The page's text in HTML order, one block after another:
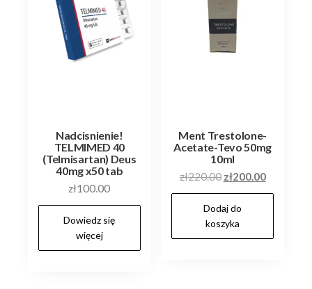
Nadcisnienie!
TELMIMED 40
(Telmisartan) Deus
40mg x50 tab
zł100.00
Dowiedz się
więcej
Ment Trestolone-
Acetate-Tevo 50mg
10ml
zł220.00 Pierwotna
cena
wynosiła:
zł220.00.
zł200.00Aktualna
cena
Dodaj do
koszyka